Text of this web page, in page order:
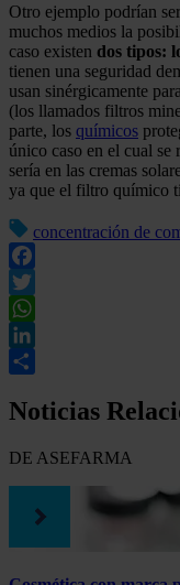
Otro ejemplo podrían ser
muchos medios la
caso existen dos tipos:
tienen una seguridad
usan sinérgicamente
(los llamados filtros
parte, los químicos
único caso en el cual
sería en las cremas
ya que el filtro químico
concentración de
Facebook
Twitter
WhatsApp
LinkedIn
Noticias
DE ASEFARMA